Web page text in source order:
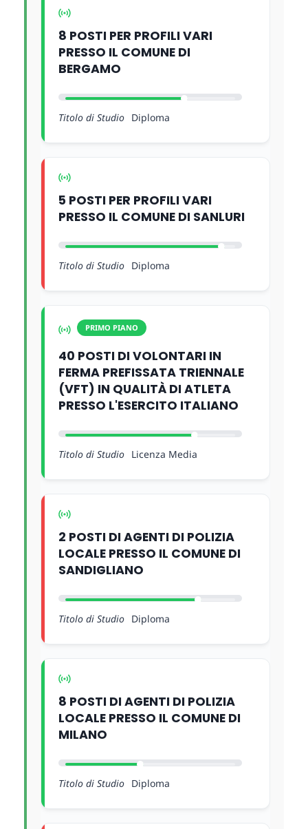
8 POSTI PER PROFILI VARI
PRESSO IL COMUNE DI
BERGAMO
Titolo di Studio Diploma
5 POSTI PER PROFILI VARI
PRESSO IL COMUNE DI SANLURI
Titolo di Studio Diploma
PRIMO PIANO
40 POSTI DI VOLONTARI IN
FERMA PREFISSATA TRIENNALE
(VFT) IN QUALITÀ DI ATLETA
PRESSO L'ESERCITO ITALIANO
Titolo di Studio Licenza Media
2 POSTI DI AGENTI DI POLIZIA
LOCALE PRESSO IL COMUNE DI
SANDIGLIANO
Titolo di Studio Diploma
8 POSTI DI AGENTI DI POLIZIA
LOCALE PRESSO IL COMUNE DI
MILANO
Titolo di Studio Diploma